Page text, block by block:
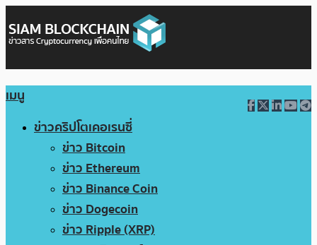
เมนู
ข่าวคริปโตเคอเรนซี่
ข่าว Bitcoin
ข่าว Ethereum
ข่าว Binance Coin
ข่าว Dogecoin
ข่าว Ripple (XRP)